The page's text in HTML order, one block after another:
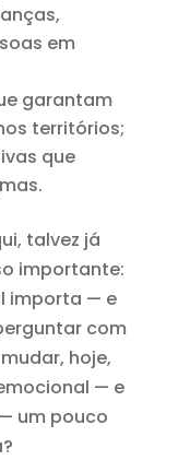
em
garantam
territórios;
que
talvez já
importante:
importa — e
com
hoje,
— e
um pouco